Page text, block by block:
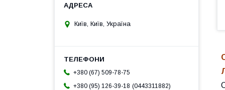
Київ, Київ, Україна
+380 (67) 509-78-75
+380 (95) 126-39-18
0443311882